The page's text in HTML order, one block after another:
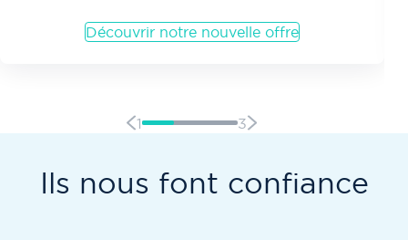
Découvrir notre nouvelle offre
1 3
Ils nous font confiance